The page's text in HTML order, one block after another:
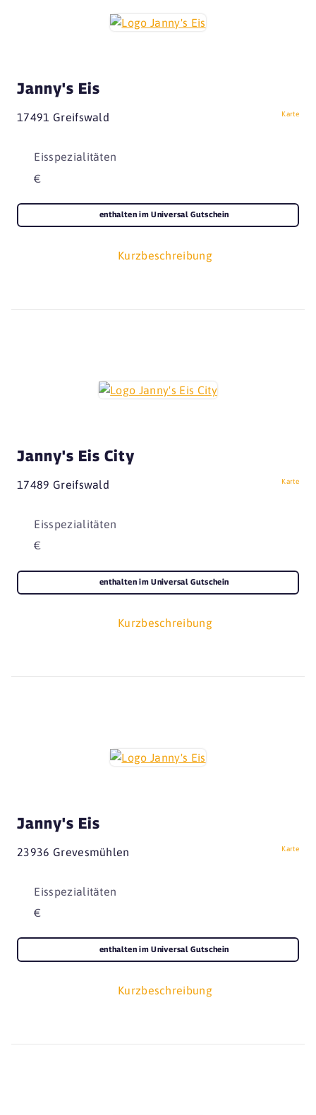
Janny's Eis
17491 Greifswald Karte
Eisspezialitäten
€
Kurzbeschreibung
enthalten im Universal Gutschein
Janny's Eis City
17489 Greifswald Karte
Eisspezialitäten
€
Kurzbeschreibung
enthalten im Universal Gutschein
Janny's Eis
23936 Grevesmühlen Karte
Eisspezialitäten
€
Kurzbeschreibung
enthalten im Universal Gutschein